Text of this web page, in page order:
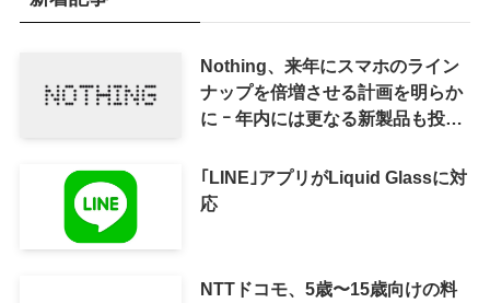
Nothing、来年にスマホのライン
ナップを倍増させる計画を明らか
に ｰ 年内には更なる新製品も投入
｢LINE｣アプリがLiquid Glassに対
応
NTTドコモ、5歳〜15歳向けの料